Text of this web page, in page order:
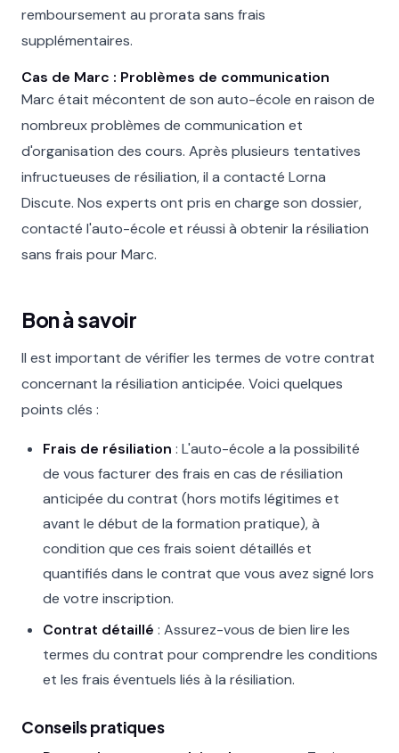
remboursement au prorata sans frais
supplémentaires.
Cas de Marc : Problèmes de communication
Marc était mécontent de son auto-école en raison de
nombreux problèmes de communication et
d'organisation des cours. Après plusieurs tentatives
infructueuses de résiliation, il a contacté Lorna
Discute. Nos experts ont pris en charge son dossier,
contacté l'auto-école et réussi à obtenir la résiliation
sans frais pour Marc.
Bon à savoir
Il est important de vérifier les termes de votre contrat
concernant la résiliation anticipée. Voici quelques
points clés :
Frais de résiliation : L'auto-école a la possibilité
de vous facturer des frais en cas de résiliation
anticipée du contrat (hors motifs légitimes et
avant le début de la formation pratique), à
condition que ces frais soient détaillés et
quantifiés dans le contrat que vous avez signé lors
de votre inscription.
Contrat détaillé : Assurez-vous de bien lire les
termes du contrat pour comprendre les conditions
et les frais éventuels liés à la résiliation.
Conseils pratiques